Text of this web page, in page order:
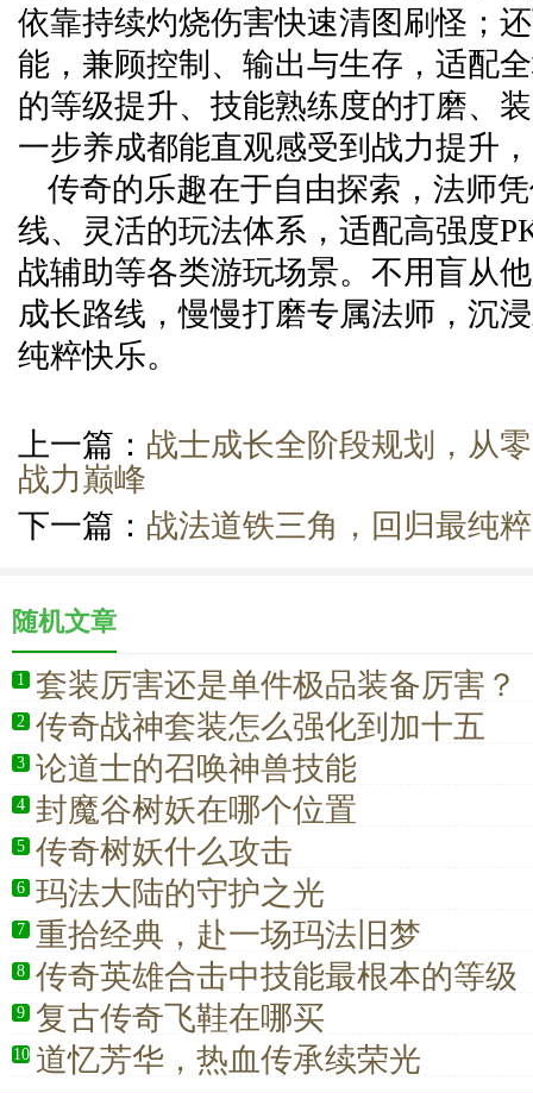
依靠持续灼烧伤害快速清图刷怪；
能，兼顾控制、输出与生存，适配
的等级提升、技能熟练度的打磨、
一步养成都能直观感受到战力提升
传奇的乐趣在于自由探索，法师
线、灵活的玩法体系，适配高强度
战辅助等各类游玩场景。不用盲从
成长路线，慢慢打磨专属法师，沉
纯粹快乐。
上一篇： 战士成长全阶段规划，从
战力巅峰
下一篇： 战法道铁三角，回归最纯
随机文章
1 套装厉害还是单件极品装备厉害？
2 传奇战神套装怎么强化到加十五
3 论道士的召唤神兽技能
4 封魔谷树妖在哪个位置
5 传奇树妖什么攻击
6 玛法大陆的守护之光
7 重拾经典，赴一场玛法旧梦
8 传奇英雄合击中技能最根本的等级
9 复古传奇飞鞋在哪买
10 道忆芳华，热血传承续荣光